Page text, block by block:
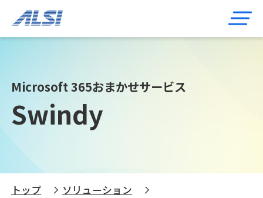
Microsoft 365おまかせサービス
Swindy
トップ
ソリューション